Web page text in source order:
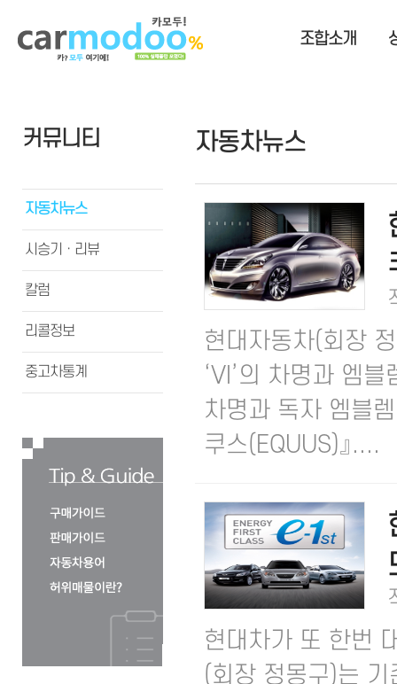
조합소개
커뮤니티
자동차뉴스
시승기ㆍ리뷰
칼럼
리콜정보
중고차통계
자동차뉴스
현대자동차(회장
‘VI’의 차명과 엠
차명과 독자 엠블
쿠스(EQUUS)』....
현대차가 또 한번
(회장 정몽구)는